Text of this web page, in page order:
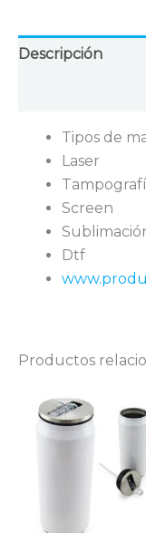
Descripción
Tipos de
Laser
Screen
Dtf
Productos